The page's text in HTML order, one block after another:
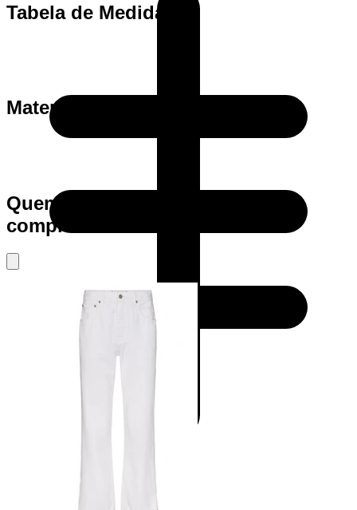
Tabela de Medidas
Materia Prima
Quem viu este produto também
comprou